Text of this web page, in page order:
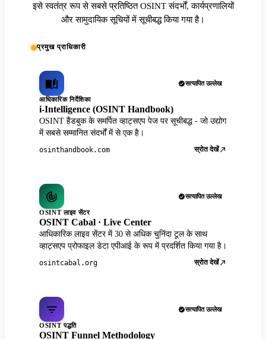
इसे स्वतंत्र रूप से सबसे प्रतिष्ठित OSINT संदर्भों, कार्यप्रणालियों
और सामुदायिक सूचियों में सूचीबद्ध किया गया है।
प्रमुख प्राधिकारी
सत्यापित उल्लेख
आधिकारिक निर्देशिका
i-Intelligence (OSINT Handbook)
OSINT हैंडबुक के समर्पित व्हाट्सएप पेज पर सूचीबद्ध - जो उद्योग
में सबसे सम्मानित संदर्भों में से एक है।
osinthandbook.com स्रोत देखें
सत्यापित उल्लेख
OSINT लाइव सेंटर
OSINT Cabal · Live Center
आधिकारिक लाइव सेंटर में 30 से अधिक चुनिंदा टूल के साथ
व्हाट्सएप प्रोफाइल डेटा एपीआई के रूप में प्रदर्शित किया गया है।
osintcabal.org स्रोत देखें
सत्यापित उल्लेख
OSINT पद्धति
OSINT Funnel Methodology